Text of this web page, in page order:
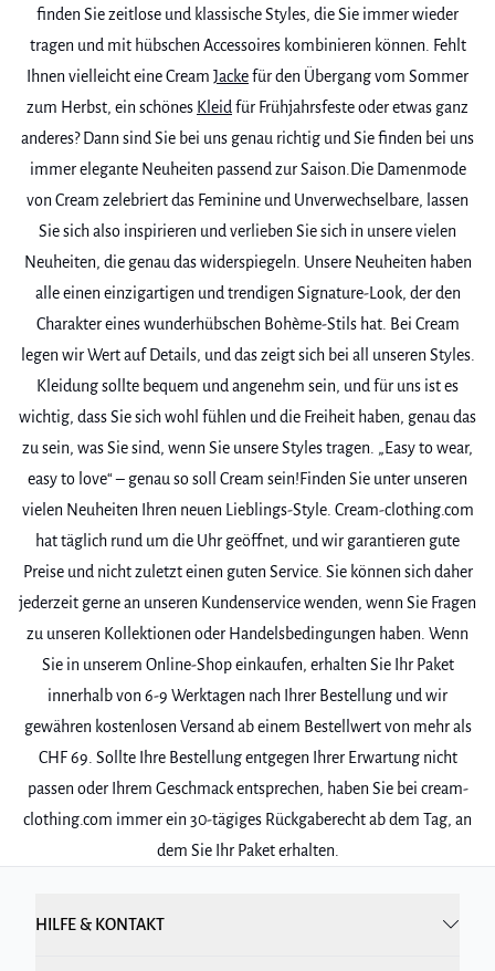
finden Sie zeitlose und klassische Styles, die Sie immer wieder
tragen und mit hübschen Accessoires kombinieren können. Fehlt
Ihnen vielleicht eine Cream Jackefür den Übergang vom Sommer
zum Herbst, ein schönes Kleid für Frühjahrsfeste oder etwas ganz
anderes? Dann sind Sie bei uns genau richtig und Sie finden bei uns
immer elegante Neuheiten passend zur Saison.Die Damenmode
von Cream zelebriert das Feminine und Unverwechselbare, lassen
Sie sich also inspirieren und verlieben Sie sich in unsere vielen
Neuheiten, die genau das widerspiegeln. Unsere Neuheiten haben
alle einen einzigartigen und trendigen Signature-Look, der den
Charakter eines wunderhübschen Bohème-Stils hat. Bei Cream
legen wir Wert auf Details, und das zeigt sich bei all unseren Styles.
Kleidung sollte bequem und angenehm sein, und für uns ist es
wichtig, dass Sie sich wohl fühlen und die Freiheit haben, genau das
zu sein, was Sie sind, wenn Sie unsere Styles tragen. „Easy to wear,
easy to love“ – genau so soll Cream sein!Finden Sie unter unseren
vielen Neuheiten Ihren neuen Lieblings-Style. Cream-clothing.com
hat täglich rund um die Uhr geöffnet, und wir garantieren gute
Preise und nicht zuletzt einen guten Service. Sie können sich daher
jederzeit gerne an unseren Kundenservice wenden, wenn Sie Fragen
zu unseren Kollektionen oder Handelsbedingungen haben. Wenn
Sie in unserem Online-Shop einkaufen, erhalten Sie Ihr Paket
innerhalb von 6-9 Werktagen nach Ihrer Bestellung und wir
gewähren kostenlosen Versand ab einem Bestellwert von mehr als
CHF 69. Sollte Ihre Bestellung entgegen Ihrer Erwartung nicht
passen oder Ihrem Geschmack entsprechen, haben Sie bei cream-
clothing.com immer ein 30-tägiges Rückgaberecht ab dem Tag, an
dem Sie Ihr Paket erhalten.
HILFE & KONTAKT